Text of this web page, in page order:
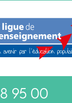
95 00